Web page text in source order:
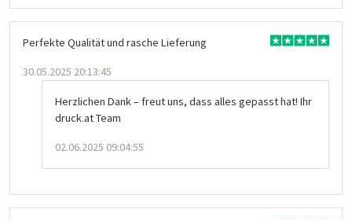
Perfekte Qualität und rasche Lieferung
30.05.2025 20:13:45
Herzlichen Dank – freut uns, dass alles gepasst hat! Ihr
druck.at Team
02.06.2025 09:04:55